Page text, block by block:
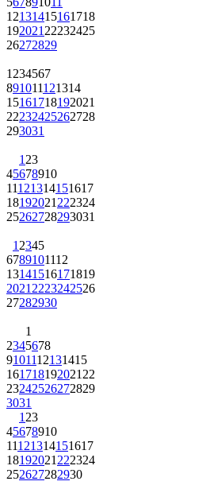
12131415161718
192021 22232425
26272829
1 234567
891011121314
15161718192021
22232425262728
293031
1 23
45678910
11121314151617
18192021 222324
25262728293031
1 2345
6789101112
13141516171819
2021 2223242526
27282930
1
2345678
9101112131415
161718192021 22
23242526272829
3031
1 23
45678910
11121314151617
18192021 222324
252627282930